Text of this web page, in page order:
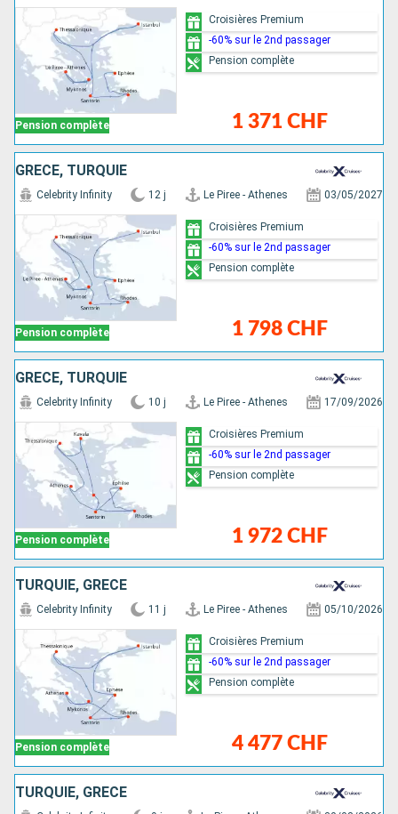
Pension complète 1 371 CHF
Croisières Premium
-60% sur le 2nd passager
Pension complète
GRÈCE, TURQUIE
Pension complète
Celebrity Infinity 12 j Le Piree - Athenes 03/05/2027
1 798 CHF
Croisières Premium
-60% sur le 2nd passager
Pension complète
GRÈCE, TURQUIE
Pension complète
Celebrity Infinity 10 j Le Piree - Athenes 17/09/2026
1 972 CHF
Croisières Premium
-60% sur le 2nd passager
Pension complète
TURQUIE, GRÈCE
Pension complète
Celebrity Infinity 11 j Le Piree - Athenes 05/10/2026
4 477 CHF
Croisières Premium
-60% sur le 2nd passager
Pension complète
TURQUIE, GRÈCE